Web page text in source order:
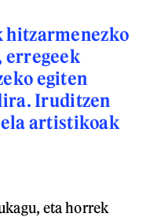
hitzarmenezko
erregeek
egiten
Iruditzen
artistikoak
eta horrek